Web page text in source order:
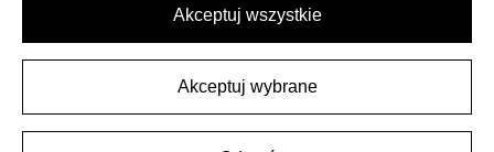
AkceptujePolityki Prywatności.
|
Akceptuj wszystkie
Akceptuj wybrane